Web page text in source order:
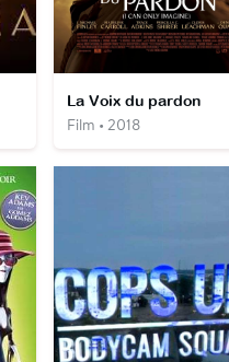
La Voix du pardon
Film • 2018